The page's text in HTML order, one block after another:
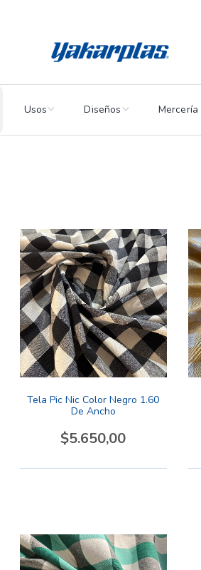
Usos Diseños Mercería
Tela Pic Nic Color Negro 1.60
De Ancho
$5.650,00